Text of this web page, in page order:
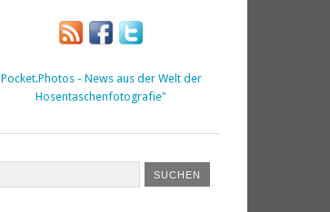
Pocket.Photos - News aus der Welt der
Hosentaschenfotografie"